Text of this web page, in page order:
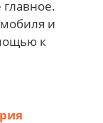
главное.
и
к